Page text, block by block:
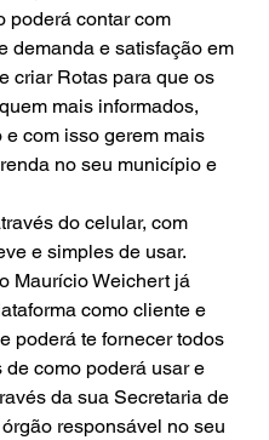
poderá contar com
demanda e satisfação em
criar Rotas para que os
mais informados,
e com isso gerem mais
no seu município e
do celular, com
e simples de usar.
Maurício Weichert já
como cliente e
poderá te fornecer todos
de como poderá usar e
da sua Secretaria de
responsável no seu